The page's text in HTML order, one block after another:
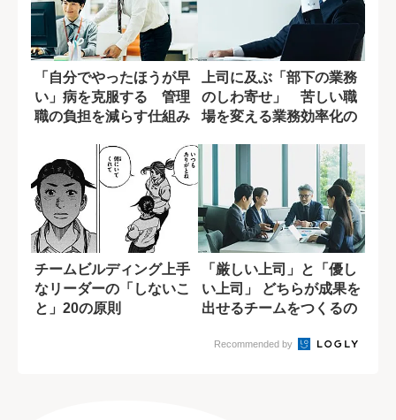
「自分でやったほうが早
い」病を克服する 管理
職の負担を減らす仕組み
上司に及ぶ「部下の業務
のしわ寄せ」 苦しい職
場を変える業務効率化の
チームビルディング上手
なリーダーの「しないこ
と」20の原則
「厳しい上司」と「優し
い上司」 どちらが成果を
出せるチームをつくるの
Recommended by